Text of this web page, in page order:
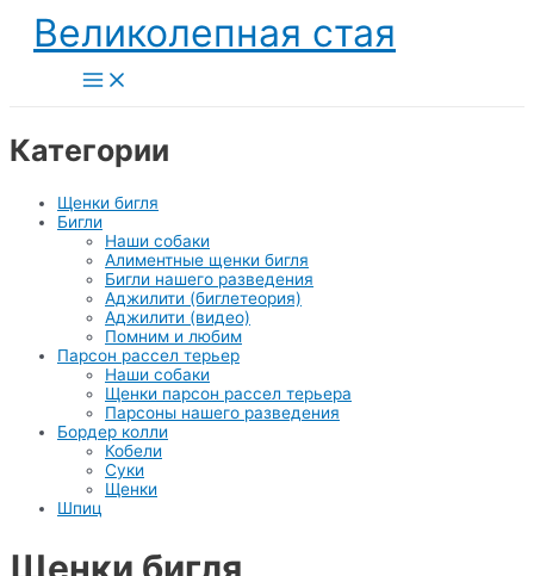
Перейти
содержимому
Великолепная стая
Main
Menu
Категории
Щенки бигля
Бигли
Наши собаки
Алиментные щенки бигля
Бигли нашего разведения
Аджилити (биглетеория)
Аджилити (видео)
Помним и любим
Парсон рассел терьер
Наши собаки
Щенки парсон рассел терьера
Парсоны нашего разведения
Бордер колли
Кобели
Суки
Щенки
Шпиц